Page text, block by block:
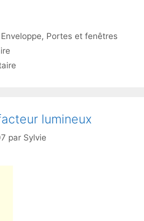
Enveloppe, Portes et fenêtres
lumineux
par Sylvie